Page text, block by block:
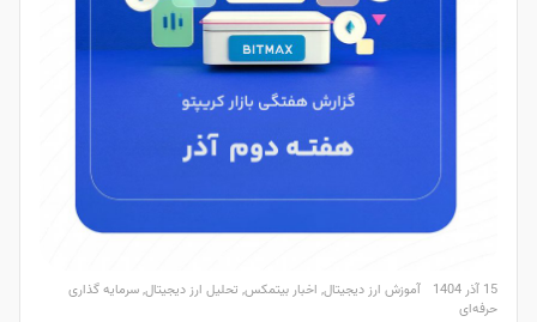
15 آذر 1404 آموزش ارز دیجیتال, اخبار بیتمکس, تحلیل ارز دیجیتال,سرمایه گذاری
حرفه‌ای